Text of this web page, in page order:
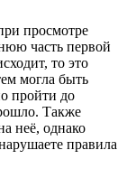
просмотре
часть первой
то это
могла быть
пройти до
Также
неё, однако
правила